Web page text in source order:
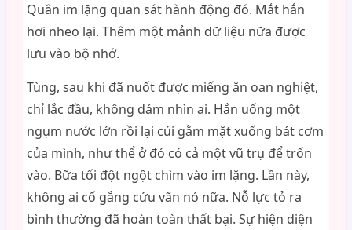
Quân im lặng quan sát hành động đó. Mắt hắn
hơi nheo lại. Thêm một mảnh dữ liệu nữa được
lưu vào bộ nhớ.
Tùng, sau khi đã nuốt được miếng ăn oan nghiệt,
chỉ lắc đầu, không dám nhìn ai. Hắn uống một
ngụm nước lớn rồi lại cúi gằm mặt xuống bát cơm
của mình, như thể ở đó có cả một vũ trụ để trốn
vào. Bữa tối đột ngột chìm vào im lặng. Lần này,
không ai cố gắng cứu vãn nó nữa. Nỗ lực tỏ ra
bình thường đã hoàn toàn thất bại. Sự hiện diện